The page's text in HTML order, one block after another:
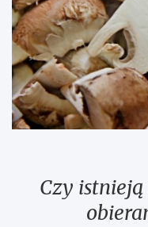
Czy